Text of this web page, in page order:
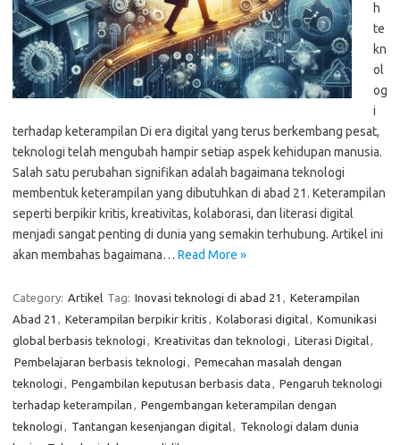
h
te
kn
ol
og
i
terhadap keterampilan Di era digital yang terus berkembang pesat,
teknologi telah mengubah hampir setiap aspek kehidupan manusia.
Salah satu perubahan signifikan adalah bagaimana teknologi
membentuk keterampilan yang dibutuhkan di abad 21. Keterampilan
seperti berpikir kritis, kreativitas, kolaborasi, dan literasi digital
menjadi sangat penting di dunia yang semakin terhubung. Artikel ini
akan membahas bagaimana… Read More »
Category: Artikel Tag: Inovasi teknologi di abad 21 , Keterampilan
Abad 21 , Keterampilan berpikir kritis , Kolaborasi digital, Komunikasi
global berbasis teknologi , Kreativitas dan teknologi , Literasi Digital,
Pembelajaran berbasis teknologi , Pemecahan masalah dengan
teknologi , Pengambilan keputusan berbasis data , Pengaruh teknologi
terhadap keterampilan , Pengembangan keterampilan dengan
teknologi , Tantangan kesenjangan digital, Teknologi dalam dunia